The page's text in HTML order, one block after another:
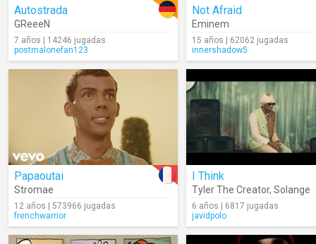
Autostrada
GReeeN
7 años | 14246 jugadas
postmalonefan123
Not Afraid
Eminem
15 años | 62062 jugadas
innershadow5
Papaoutai
Stromae
12 años | 573966 jugadas
frenchwarrior
I Think
Tyler The Creator, Solange
6 años | 6817 jugadas
javidpolo